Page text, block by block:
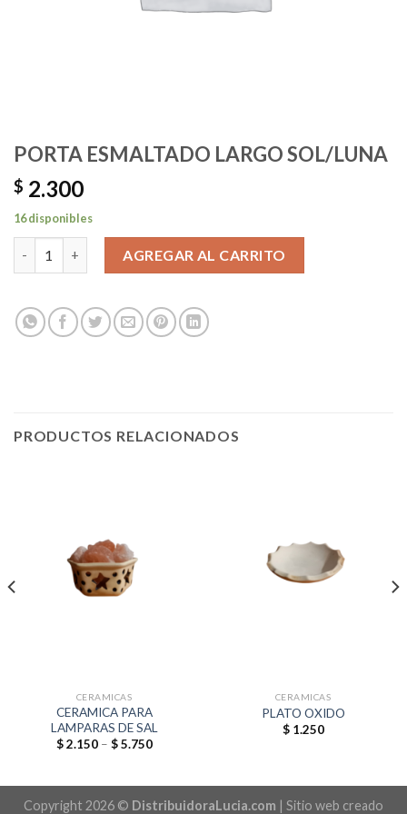
PORTA ESMALTADO LARGO SOL/LUNA
$ 2.300
16 disponibles
AGREGAR AL CARRITO
PRODUCTOS RELACIONADOS
CERAMICAS
CERAMICA PARA
LAMPARAS DE SAL
$2.150 – $5.750Price
$ 5.750
CERAMICAS
PLATO OXIDO
$1.250
Copyright 2026 © DistribuidoraLucia.com | Sitio web creado